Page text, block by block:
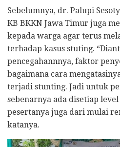
Sebelumnya, dr. Palupi
KB BKKN Jawa Timur juga
kepada warga agar terus
terhadap kasus stuting.
pencegahannnya, faktor
bagaimana cara
terjadi stunting. Jadi untuk
sebenarnya ada disetiap
pesertanya juga dari mulai
katanya.